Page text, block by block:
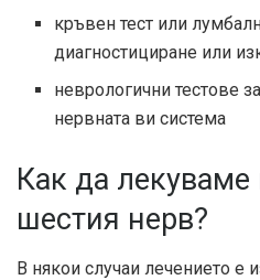
кръвен тест или
диагностициране или
неврологични тестове
нервната ви система
Как да лекуваме
шестия нерв?
В някои случаи лечението е